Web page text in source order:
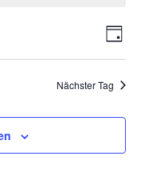
Tag
Nächster Tag